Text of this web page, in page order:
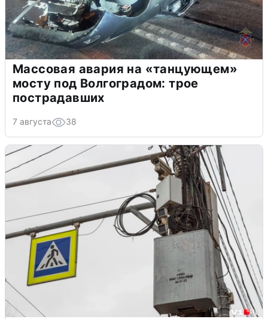
Массовая авария на «танцующем»
мосту под Волгоградом: трое
пострадавших
7 августа 38